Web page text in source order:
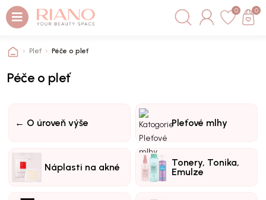
0 0
Pleť Péče o pleť
Péče o pleť
← O úroveň výše Pleťové mlhy
Náplasti na akné
Tonery, Tonika,
Emulze